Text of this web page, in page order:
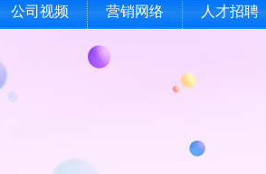
公司视频 营销网络 人才招聘